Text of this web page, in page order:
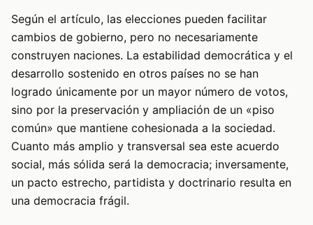
Según el artículo, las elecciones pueden facilitar
cambios de gobierno, pero no necesariamente
construyen naciones. La estabilidad democrática y el
desarrollo sostenido en otros países no se han
logrado únicamente por un mayor número de votos,
sino por la preservación y ampliación de un «piso
común» que mantiene cohesionada a la sociedad.
Cuanto más amplio y transversal sea este acuerdo
social, más sólida será la democracia; inversamente,
un pacto estrecho, partidista y doctrinario resulta en
una democracia frágil.